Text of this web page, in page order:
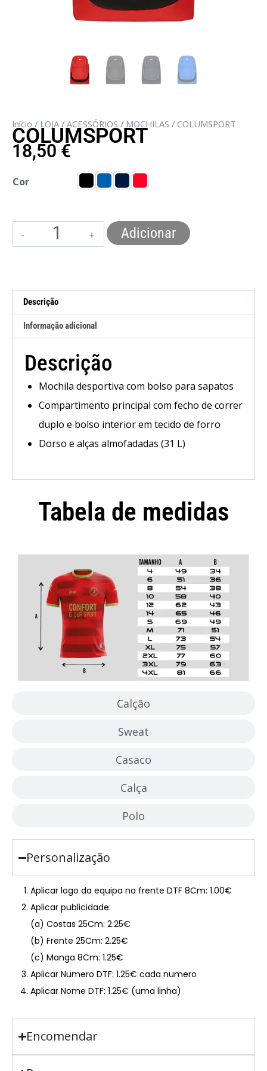
Início / LOJA / ACESSÓRIOS / MOCHILAS / COLUMSPORT
COLUMSPORT
18,50 €
Cor
Adicionar
Descrição
Informação adicional
Descrição
Mochila desportiva com bolso para sapatos
Compartimento principal com fecho de correr
duplo e bolso interior em tecido de forro
Dorso e alças almofadadas (31 L)
Tabela de medidas
Calção
Sweat
Casaco
Calça
Polo
Personalização
Aplicar logo da equipa na frente DTF 8Cm: 1.00€
Aplicar publicidade:
(a) Costas 25Cm: 2.25€
(b) Frente 25Cm: 2.25€
(c) Manga 8Cm: 1.25€
Aplicar Numero DTF: 1.25€ cada numero
Aplicar Nome DTF: 1.25€ (uma linha)
Encomendar